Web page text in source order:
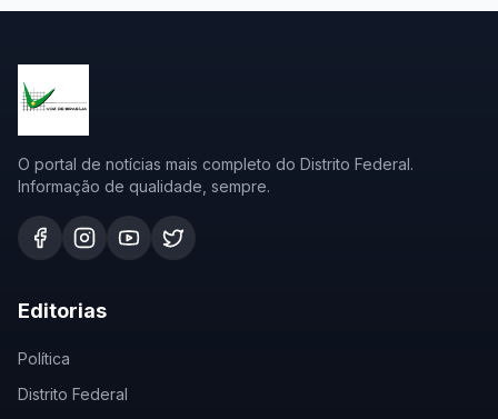
O portal de notícias mais completo do Distrito Federal.
Informação de qualidade, sempre.
Editorias
Política
Distrito Federal